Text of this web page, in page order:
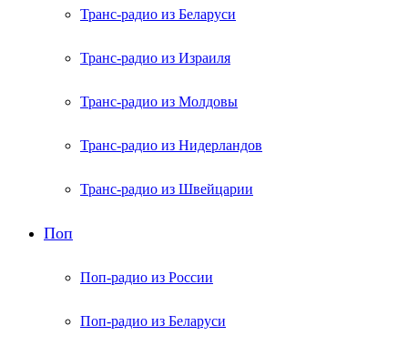
Транс-радио из Беларуси
Транс-радио из Израиля
Транс-радио из Молдовы
Транс-радио из Нидерландов
Транс-радио из Швейцарии
Поп
Поп-радио из России
Поп-радио из Беларуси